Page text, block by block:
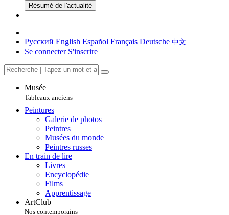
Résumé de l'actualité
Русский English Español Français Deutsche 中文
Se connecter S'inscrire
Musée
Tableaux anciens
Peintures
Galerie de photos
Peintres
Musées du monde
Peintres russes
En train de lire
Livres
Encyclopédie
Films
Apprentissage
ArtClub
Nos contemporains